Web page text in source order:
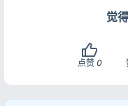
觉
点赞 0